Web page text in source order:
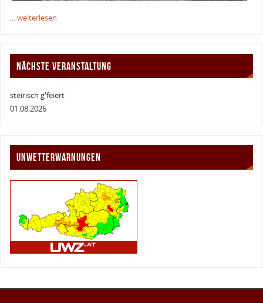
... weiterlesen
NÄCHSTE VERANSTALTUNG
steirisch g'feiert
01.08.2026
UNWETTERWARNUNGEN